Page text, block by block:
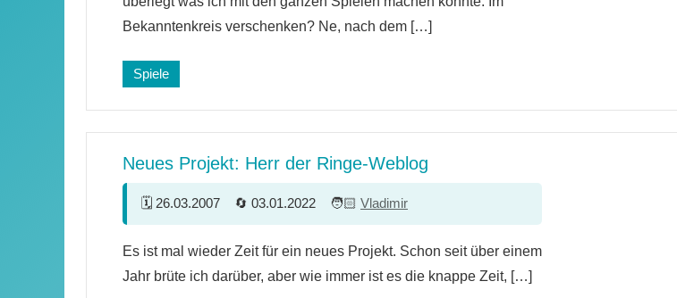
Bekanntenkreis verschenken? Ne, nach dem […]
Spiele
Neues Projekt: Herr der Ringe-Weblog
26.03.2007 03.01.2022 Vladimir
Kommentare
Es ist mal wieder Zeit für ein neues Projekt. Schon seit über einem
Jahr brüte ich darüber, aber wie immer ist es die knappe Zeit, […]